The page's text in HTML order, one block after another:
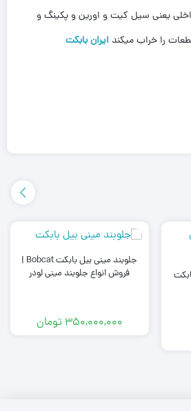
یعنی سیل کیت و اورین و پکینگ و
را خراب میکند ایران بابکت
جلوبند مینی بیل بابکت Bobcat |
فروش انواع جلوبند مینی لودر
350,000,000 تومان